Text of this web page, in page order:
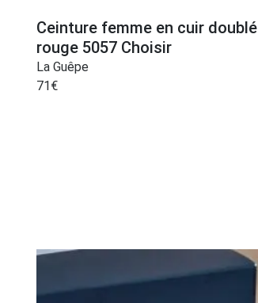
Ceinture femme en cuir doublé
rouge 5057 Choisir
La Guêpe
71€